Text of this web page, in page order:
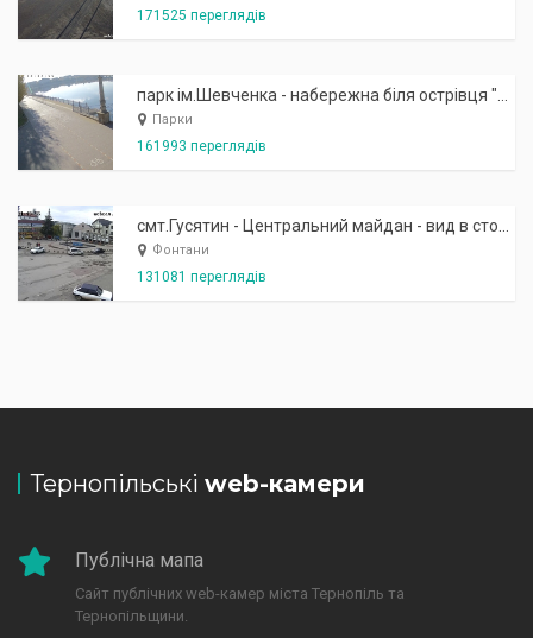
171525 переглядів
Парки
161993 переглядів
Фонтани
131081 переглядів
Тернопільські web-камери
Публічна мапа
Сайт публічних web-камер міста Тернопіль та
Тернопільщини.